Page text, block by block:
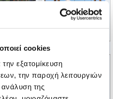
cookies
εξατομίκευση
την παροχή λειτουργιών
της